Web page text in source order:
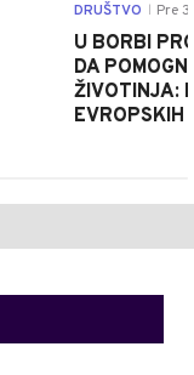
DRUŠTVO Pre
U BORBI
DA
ŽIVOTINJA:
EVROPSKIH